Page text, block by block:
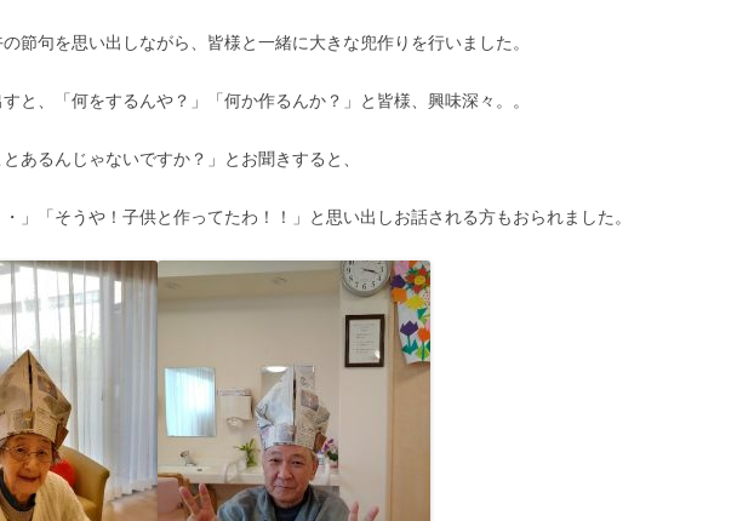
節句を思い出しながら、皆様と一緒に大きな兜作りを行いました。
と、「何をするんや？」「何か作るんか？」と皆様、興味深々。。
とあるんじゃないですか？」とお聞きすると、
・」「そうや！子供と作ってたわ！！」と思い出しお話される方もおられました。